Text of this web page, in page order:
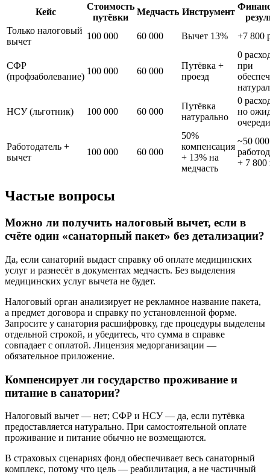
Кейс
Стоимость
путёвки
Медчасть Инструмент
Только налоговый
вычет
100 000 60 000 Вычет 13% +7 800
СФР
(профзаболевание)
100 000 60 000
Путёвка +
проезд
0
при
НСУ (льготник) 100 000 60 000
Путёвка
натурально
0
но
очереди
Работодатель +
вычет
100 000 60 000
50%
компенсация
+ 13% на
медчасть
~50
+ 7 800
Частые вопросы
Можно ли получить налоговый вычет, если в
счёте один «санаторный пакет» без детализации?
Да, если санаторий выдаст справку об оплате медицинских
услуг и разнесёт в документах медчасть. Без выделения
медицинских услуг вычета не будет.
Налоговый орган анализирует не рекламное название пакета,
а предмет договора и справку по установленной форме.
Запросите у санатория расшифровку, где процедуры выделены
отдельной строкой, и убедитесь, что сумма в справке
совпадает с оплатой. Лицензия медорганизации —
обязательное приложение.
Компенсирует ли государство проживание и
питание в санатории?
Налоговый вычет — нет; СФР и НСУ — да, если путёвка
предоставляется натурально. При самостоятельной оплате
проживание и питание обычно не возмещаются.
В страховых сценариях фонд обеспечивает весь санаторный
комплекс, потому что цель — реабилитация, а не частичный